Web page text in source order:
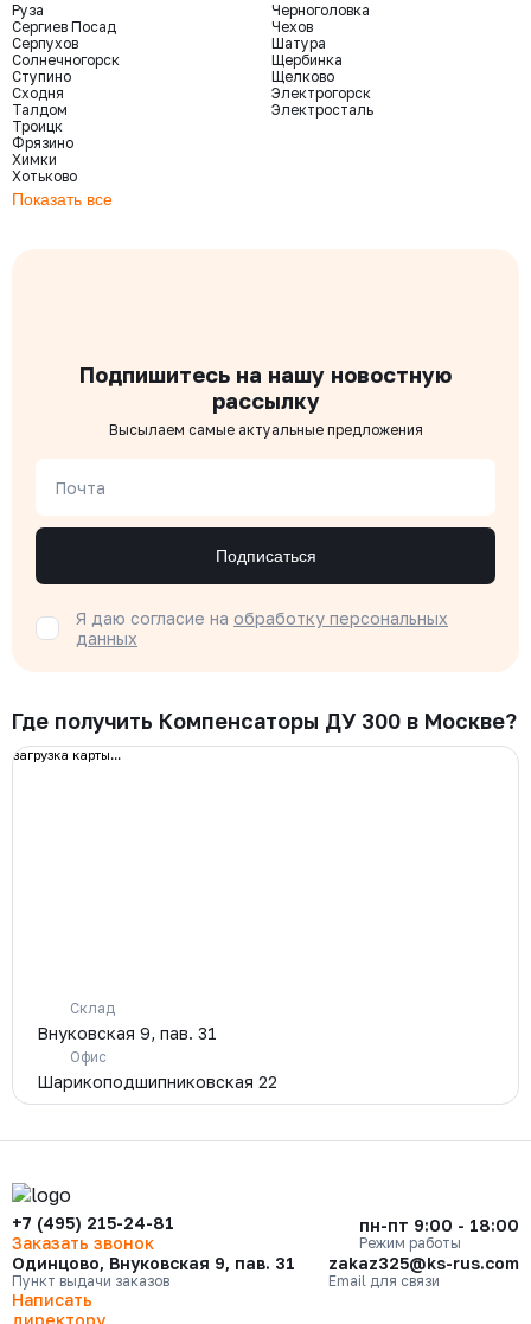
Руза
Сергиев Посад
Серпухов
Солнечногорск
Ступино
Сходня
Талдом
Троицк
Фрязино
Химки
Хотьково
Черноголовка
Чехов
Шатура
Щербинка
Щелково
Электрогорск
Электросталь
Показать все
Подпишитесь на нашу новостную
рассылку
Высылаем самые актуальные предложения
Почта
Подписаться
Я даю согласие на обработку персональных
данных
Где получить Компенсаторы ДУ 300 в Москве?
загрузка карты...
Склад
Внуковская 9, пав. 31
Офис
Шарикоподшипниковская 22
+7 (495) 215-24-81
Заказать звонок
пн-пт 9:00 - 18:00
Режим работы
Одинцово, Внуковская 9, пав. 31
Пункт выдачи заказов
zakaz325@ks-rus.com
Email для связи
Написать
директору